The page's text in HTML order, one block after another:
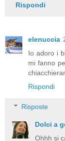
Rispondi
elenuccia
Io adoro i
mi fanno
Rispondi
Risposte
Dolci a
Ohhh si